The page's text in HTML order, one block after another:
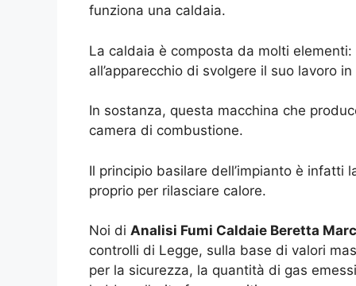
funziona una caldaia.
La caldaia è composta da molti
all’apparecchio di svolgere il suo lavoro
In sostanza, questa macchina che
camera di combustione.
Il principio basilare dell’impianto è infatti
proprio per rilasciare calore.
Noi di Analisi Fumi Caldaie Beretta
controlli di Legge, sulla base di valori
per la sicurezza, la quantità di gas